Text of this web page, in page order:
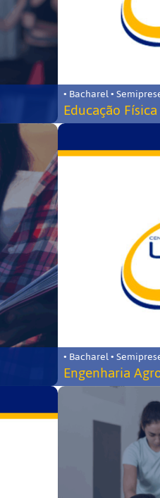
• Bacharel •
Educação
• Bacharel •
Engenharia